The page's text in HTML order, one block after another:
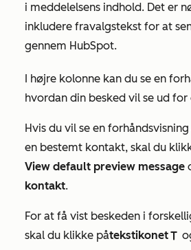
i meddelelsens indhold. Det er
inkludere fravalgstekst for at
gennem HubSpot.
I højre kolonne kan du se en
hvordan din besked vil se ud
Hvis du vil se en
en bestemt kontakt, skal du
View default preview message
kontakt.
For at få vist beskeden i
skal du klikke påtekstikonettext